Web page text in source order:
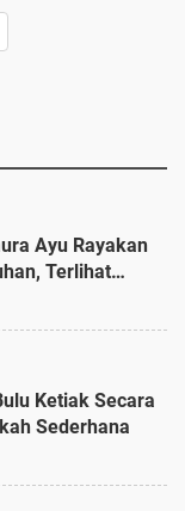
Ayu Rayakan
Terlihat
Ketiak Secara
Sederhana